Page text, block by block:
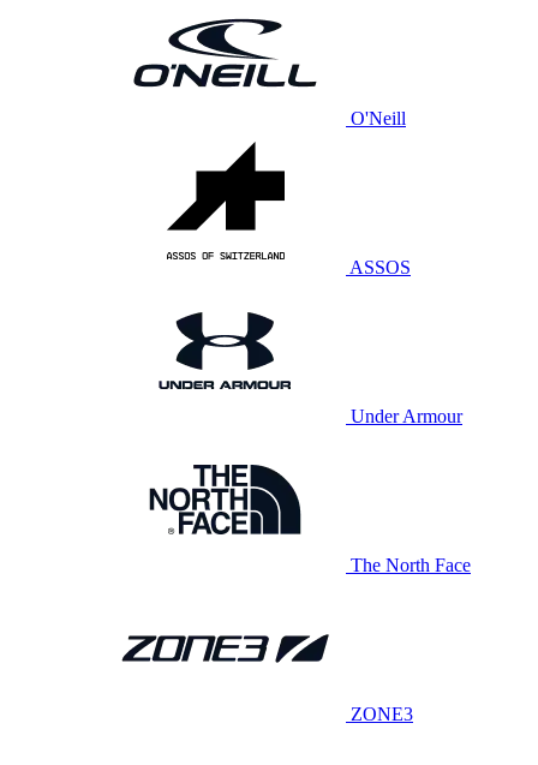
O'Neill
ASSOS
Under Armour
The North Face
ZONE3